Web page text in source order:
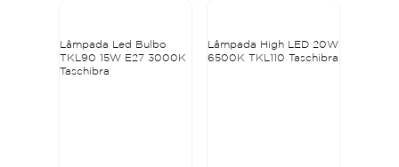
Lâmpada Led Bulbo
TKL90 15W E27 3000K
Taschibra
Lâmpada High LED 20W
6500K TKL110 Taschibra